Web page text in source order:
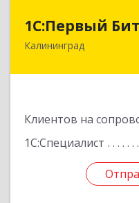
1С:Первый
Калининград
Клиентов на
1С:Специалист
236006,